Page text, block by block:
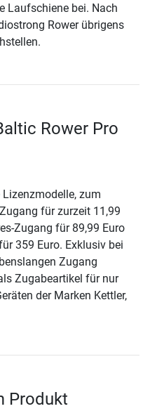
Laufschiene bei. Nach
Rower übrigens
Rower Pro
zum
für zurzeit 11,99
Zugang für 89,99 Euro
359 Euro. Exklusiv bei
Zugang
Zugabeartikel für nur
der Marken Kettler,
Produkt